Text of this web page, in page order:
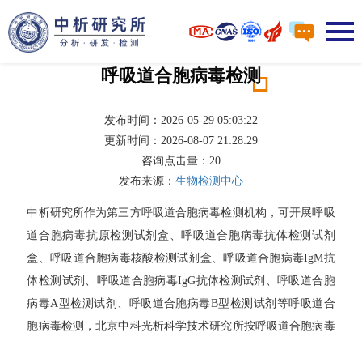
呼吸道合胞病毒检测
发布时间：2026-05-29 05:03:22
更新时间：2026-08-07 21:28:29
咨询点击量： 20
发布来源： 生物检测中心
中析研究所作为第三方呼吸道合胞病毒检测机构，可开展呼吸
道合胞病毒抗原检测试剂盒、呼吸道合胞病毒抗体检测试剂
盒、呼吸道合胞病毒核酸检测试剂盒、呼吸道合胞病毒IgM抗
体检测试剂、呼吸道合胞病毒IgG抗体检测试剂、呼吸道合胞
病毒A型检测试剂、呼吸道合胞病毒B型检测试剂等呼吸道合
胞病毒检测，北京中科光析科学技术研究所按呼吸道合胞病毒